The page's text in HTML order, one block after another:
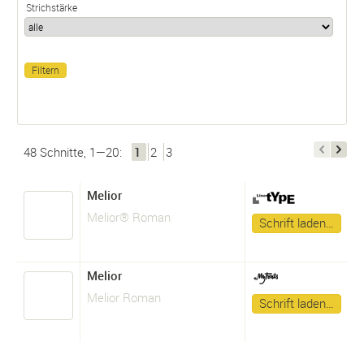
Strichstärke
48 Schnitte, 1—20: 1 2 3
Melior
Melior® Roman
Schrift laden…
Melior
Melior Roman
Schrift laden…